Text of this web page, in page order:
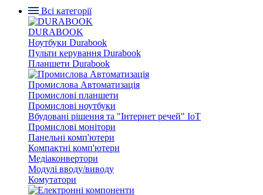
Всі категорії
DURABOOK
Ноутбуки Durabook
Пульти керування Durabook
Планшети Durabook
Промислова Автоматизація
Промислові планшети
Промислові ноутбуки
Вбудовані рішення та "Інтернет речей" IoT
Промислові монітори
Панельні комп'ютери
Компактні комп'ютери
Медіаконвертори
Модулі вводу/виводу
Комутатори